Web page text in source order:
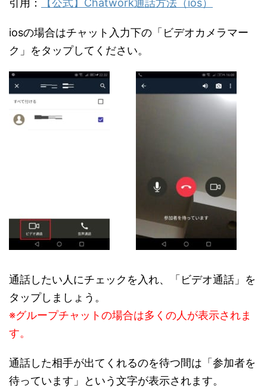
引用： 【公式】Chatwork通話方法（ios）
iosの場合はチャット入力下の「ビデオカメラマー
ク」をタップしてください。
通話したい人にチェックを入れ、「ビデオ通話」を
タップしましょう。
※グループチャットの場合は多くの人が表示されま
す。
通話した相手が出てくれるのを待つ間は「参加者を
待っています」という文字が表示されます。